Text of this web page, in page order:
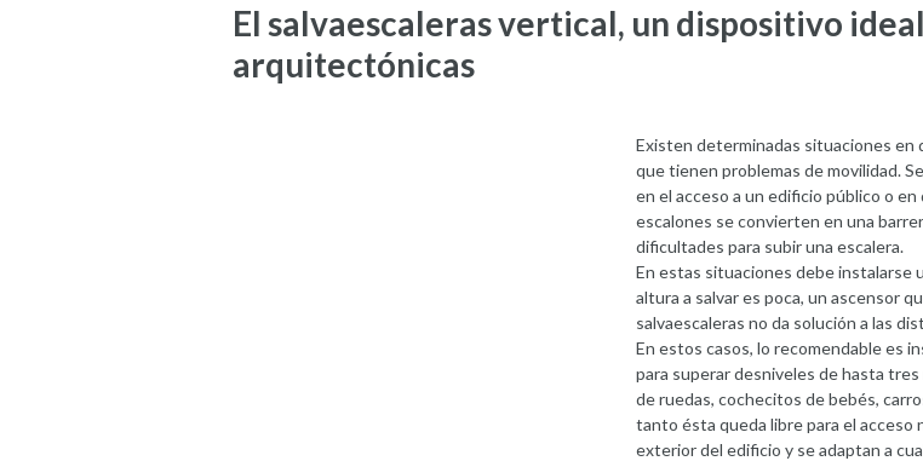
El salvaescaleras vertical, un dispositivo
arquitectónicas
Existen determinadas situaciones en
que tienen problemas de movilidad.
en el acceso a un edificio público o
escalones se convierten en una
dificultades para subir una escalera.
En estas situaciones debe instalarse
altura a salvar es poca, un ascensor
salvaescaleras no da solución a las
En estos casos, lo recomendable es
para superar desniveles de hasta
de ruedas, cochecitos de bebés,
tanto ésta queda libre para el acceso
exterior del edificio y se adaptan a